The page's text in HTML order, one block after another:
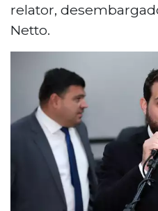
relator,
Netto.